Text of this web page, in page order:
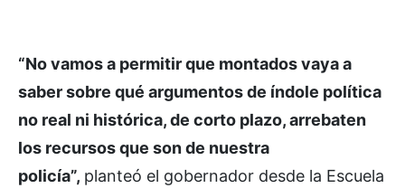
“No vamos a permitir que montados vaya a
saber sobre qué argumentos de índole política
no real ni histórica, de corto plazo, arrebaten
los recursos que son de nuestra
policía”, planteó el gobernador desde la Escuela